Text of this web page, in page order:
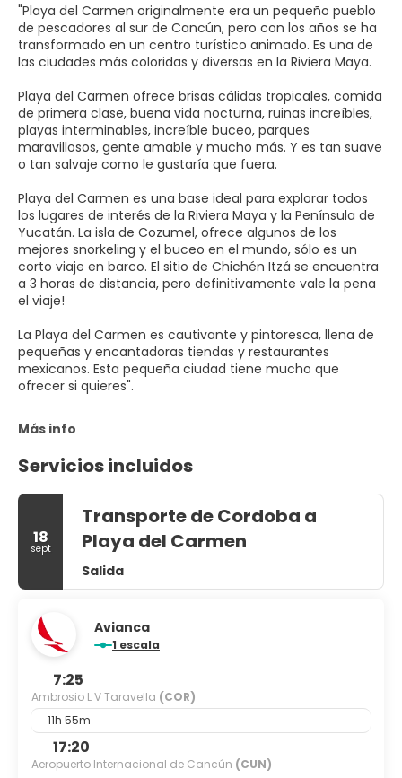
"Playa del Carmen originalmente era un pequeño pueblo
de pescadores al sur de Cancún, pero con los años se ha
transformado en un centro turístico animado. Es una de
las ciudades más coloridas y diversas en la Riviera Maya.
Playa del Carmen ofrece brisas cálidas tropicales, comida
de primera clase, buena vida nocturna, ruinas increíbles,
playas interminables, increíble buceo, parques
maravillosos, gente amable y mucho más. Y es tan suave
o tan salvaje como le gustaría que fuera.
Playa del Carmen es una base ideal para explorar todos
los lugares de interés de la Riviera Maya y la Península de
Yucatán. La isla de Cozumel, ofrece algunos de los
mejores snorkeling y el buceo en el mundo, sólo es un
corto viaje en barco. El sitio de Chichén Itzá se encuentra
a 3 horas de distancia, pero definitivamente vale la pena
el viaje!
La Playa del Carmen es cautivante y pintoresca, llena de
pequeñas y encantadoras tiendas y restaurantes
mexicanos. Esta pequeña ciudad tiene mucho que
ofrecer si quieres".
Más info
Servicios incluidos
18
sept
Transporte de Cordoba a
Playa del Carmen
Salida
Avianca
1 escala
7:25
Ambrosio L V Taravella (COR)
11h 55m
17:20
Aeropuerto Internacional de Cancún (CUN)